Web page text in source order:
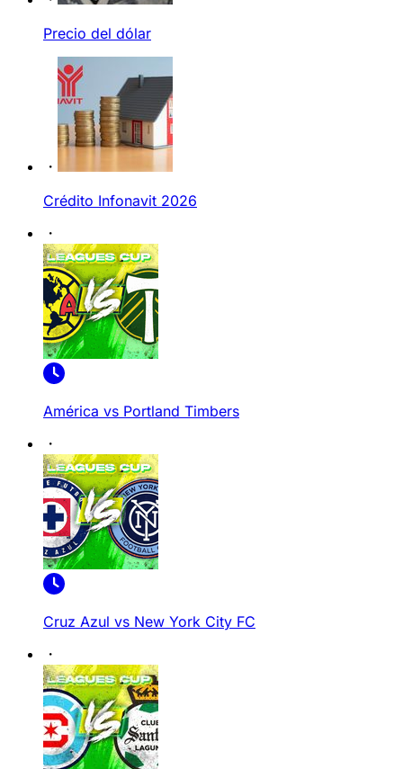
Precio del dólar
Crédito Infonavit 2026
América vs Portland Timbers
Cruz Azul vs New York City FC